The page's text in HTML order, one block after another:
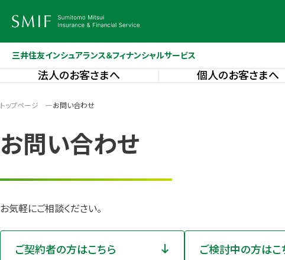
三井住友インシュアランス＆フィナンシャルサービス
法人のお客さまへ 個人のお客さまへ
トップページ お問い合わせ
お問い合わせ
お気軽にご相談ください。
ご契約者の方はこちら ご検討中の方はこ